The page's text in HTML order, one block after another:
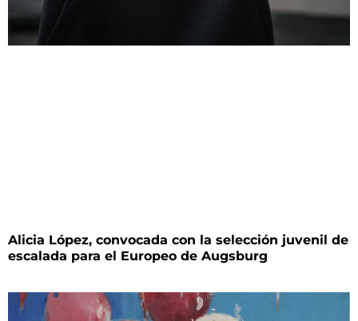
Alicia López, convocada con la selección juvenil de
escalada para el Europeo de Augsburg